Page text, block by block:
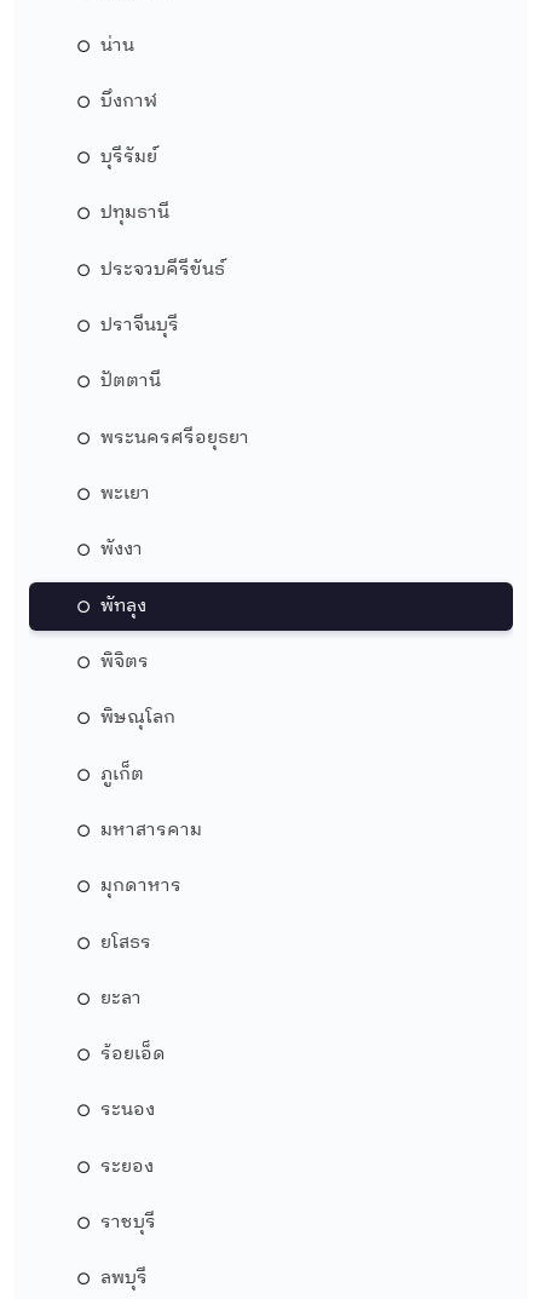
น่าน
บึงกาฬ
บุรีรัมย์
ปทุมธานี
ประจวบคีรีขันธ์
ปราจีนบุรี
ปัตตานี
พระนครศรีอยุธยา
พะเยา
พังงา
พัทลุง
พิจิตร
พิษณุโลก
ภูเก็ต
มหาสารคาม
มุกดาหาร
ยโสธร
ยะลา
ร้อยเอ็ด
ระนอง
ระยอง
ราชบุรี
ลพบุรี